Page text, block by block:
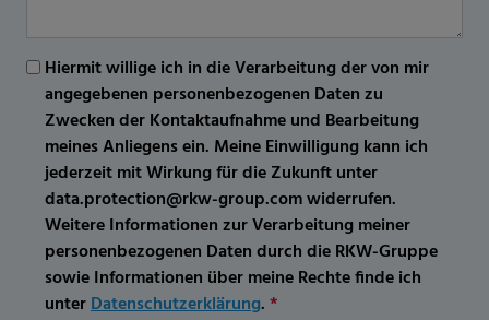
Hiermit willige ich in die Verarbeitung der von mir
angegebenen personenbezogenen Daten zu
Zwecken der Kontaktaufnahme und Bearbeitung
meines Anliegens ein. Meine Einwilligung kann ich
jederzeit mit Wirkung für die Zukunft unter
data.protection@rkw-group.com widerrufen.
Weitere Informationen zur Verarbeitung meiner
personenbezogenen Daten durch die RKW-Gruppe
sowie Informationen über meine Rechte finde ich
unterDatenschutzerklärung.*